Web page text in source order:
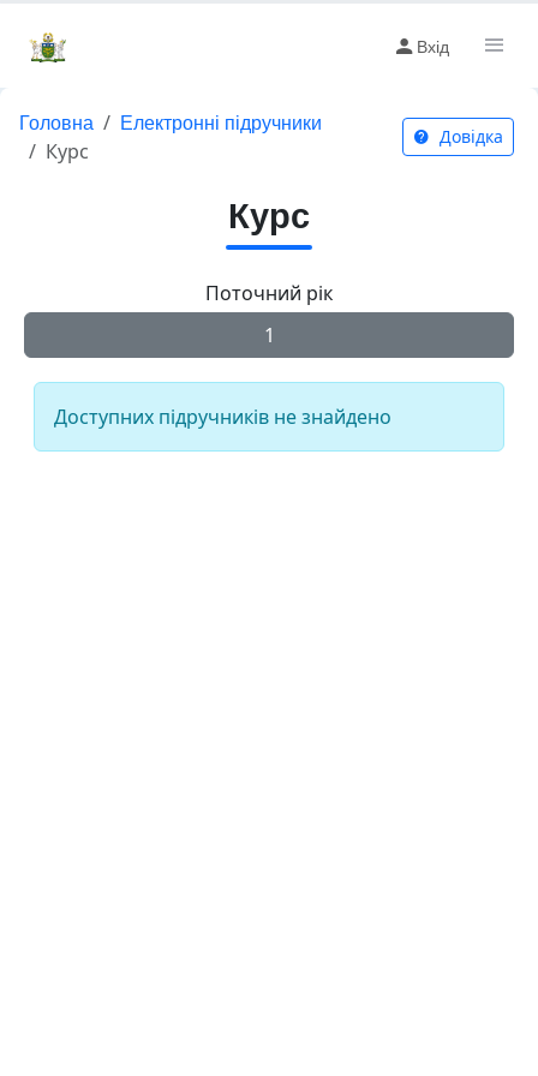
Вхід
Головна Електронні підручники
Курс
Довідка
Курс
Поточний рік
1
Доступних підручників не знайдено